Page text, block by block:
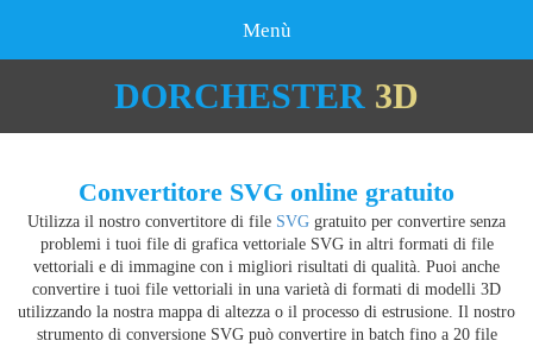
Menù
DORCHESTER 3D
Convertitore SVG online gratuito
Utilizza il nostro convertitore di file SVG gratuito per convertire senza
problemi i tuoi file di grafica vettoriale SVG in altri formati di file
vettoriali e di immagine con i migliori risultati di qualità. Puoi anche
convertire i tuoi file vettoriali in una varietà di formati di modelli 3D
utilizzando la nostra mappa di altezza o il processo di estrusione. Il nostro
strumento di conversione SVG può convertire in batch fino a 20 file